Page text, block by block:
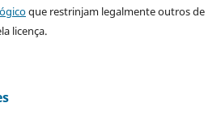
que restrinjam legalmente outros de
licença.